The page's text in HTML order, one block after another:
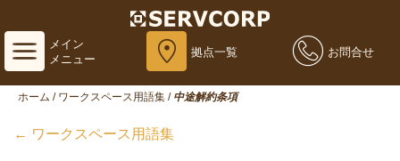
メイン
メニュー
拠点一覧 お問合せ
ホーム / ワークスペース用語集 / 中途解約条項
← ワークスペース用語集